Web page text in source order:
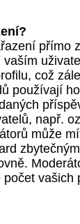
přímo
což
používají
např.
může
vašich